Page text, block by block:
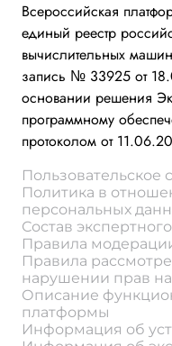
Всероссийская
единый реестр
вычислительных
запись № 33925 от
основании решения
программному
протоколом от
Пользовательское
Политика в
персональных
Состав
Правила
Правила
нарушении прав
Описание
платформы
Информация об